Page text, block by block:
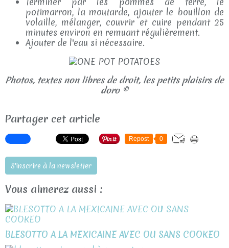
potimarron, la moutarde, ajouter le bouillon de
volaille, mélanger, couvrir et cuire pendant 25
minutes environ en remuant régulièrement.
Ajouter de l'eau si nécessaire.
Photos, textes non libres de droit, les petits plaisirs de
doro ©
Partager cet article
Repost 0
S'inscrire à la newsletter
Vous aimerez aussi :
BLESOTTO A LA MEXICAINE AVEC OU SANS COOKEO